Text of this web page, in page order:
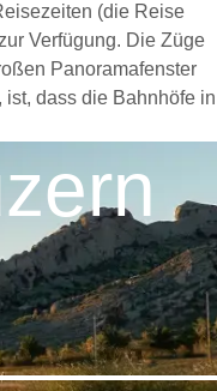
(die Reise
Verfügung. Die Züge
Panoramafenster
dass die Bahnhöfe in